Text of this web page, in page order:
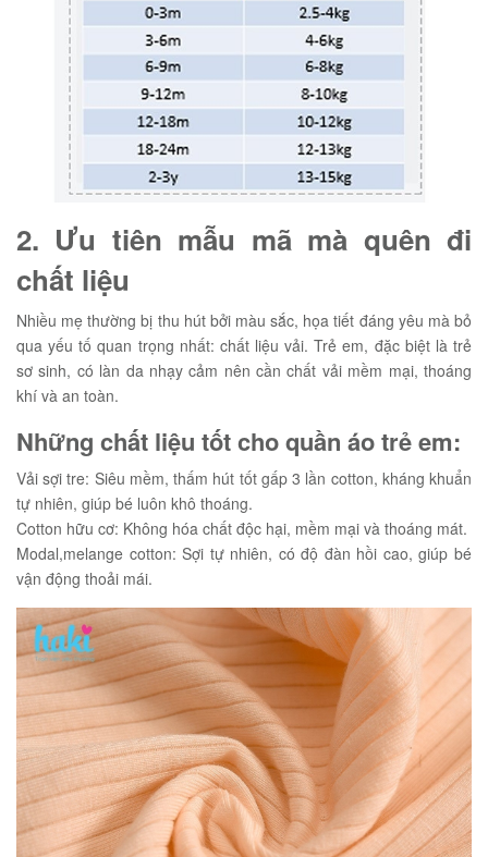
2. Ưu tiên mẫu mã mà quên đi
chất liệu
Nhiều mẹ thường bị thu hút bởi màu sắc, họa tiết đáng yêu mà bỏ
qua yếu tố quan trọng nhất: chất liệu vải. Trẻ em, đặc biệt là trẻ
sơ sinh, có làn da nhạy cảm nên cần chất vải mềm mại, thoáng
khí và an toàn.
Những chất liệu tốt cho quần áo trẻ em:
Vải sợi tre: Siêu mềm, thấm hút tốt gấp 3 lần cotton, kháng khuẩn
tự nhiên, giúp bé luôn khô thoáng.
Cotton hữu cơ: Không hóa chất độc hại, mềm mại và thoáng mát.
Modal,melange cotton: Sợi tự nhiên, có độ đàn hồi cao, giúp bé
vận động thoải mái.